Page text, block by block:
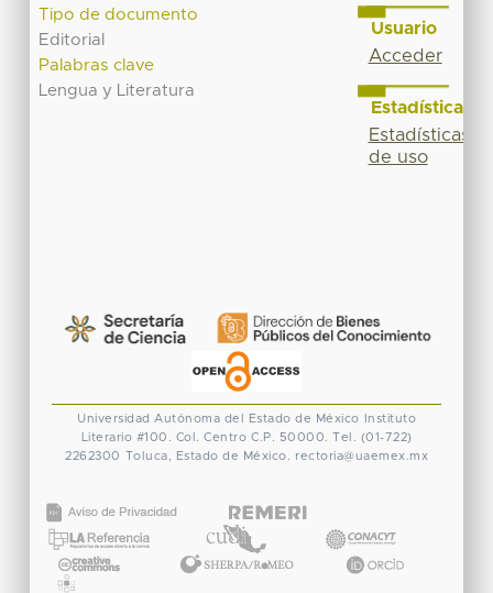
Tipo de documento
Editorial
Palabras clave
Lengua y Literatura
Usuario
Acceder
Estadísticas
Estadísticas
de uso
Universidad Autónoma del Estado de México
Instituto
Literario #100. Col. Centro C.P. 50000. Tel. (01-722)
2262300 Toluca, Estado de México. rectoria@uaemex.mx